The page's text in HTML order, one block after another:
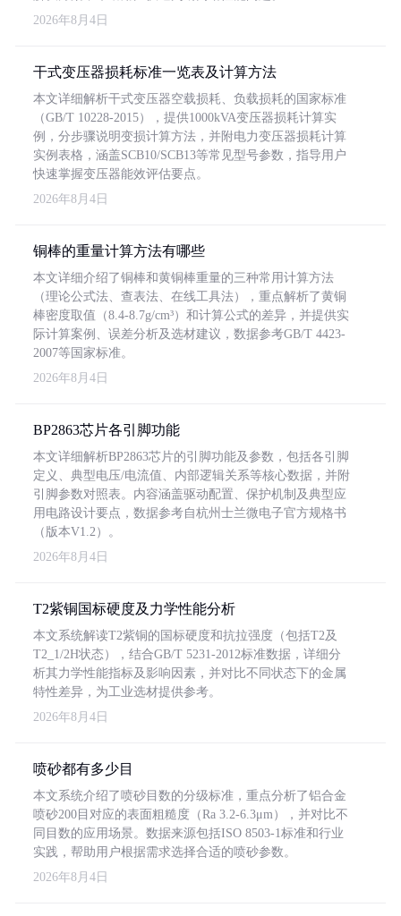
2026年8月4日
干式变压器损耗标准一览表及计算方法
本文详细解析干式变压器空载损耗、负载损耗的国家标准
（GB/T 10228-2015），提供1000kVA变压器损耗计算实
例，分步骤说明变损计算方法，并附电力变压器损耗计算
实例表格，涵盖SCB10/SCB13等常见型号参数，指导用户
快速掌握变压器能效评估要点。
2026年8月4日
铜棒的重量计算方法有哪些
本文详细介绍了铜棒和黄铜棒重量的三种常用计算方法
（理论公式法、查表法、在线工具法），重点解析了黄铜
棒密度取值（8.4-8.7g/cm³）和计算公式的差异，并提供实
际计算案例、误差分析及选材建议，数据参考GB/T 4423-
2007等国家标准。
2026年8月4日
BP2863芯片各引脚功能
本文详细解析BP2863芯片的引脚功能及参数，包括各引脚
定义、典型电压/电流值、内部逻辑关系等核心数据，并附
引脚参数对照表。内容涵盖驱动配置、保护机制及典型应
用电路设计要点，数据参考自杭州士兰微电子官方规格书
（版本V1.2）。
2026年8月4日
T2紫铜国标硬度及力学性能分析
本文系统解读T2紫铜的国标硬度和抗拉强度（包括T2及
T2_1/2H状态），结合GB/T 5231-2012标准数据，详细分
析其力学性能指标及影响因素，并对比不同状态下的金属
特性差异，为工业选材提供参考。
2026年8月4日
喷砂都有多少目
本文系统介绍了喷砂目数的分级标准，重点分析了铝合金
喷砂200目对应的表面粗糙度（Ra 3.2-6.3μm），并对比不
同目数的应用场景。数据来源包括ISO 8503-1标准和行业
实践，帮助用户根据需求选择合适的喷砂参数。
2026年8月4日